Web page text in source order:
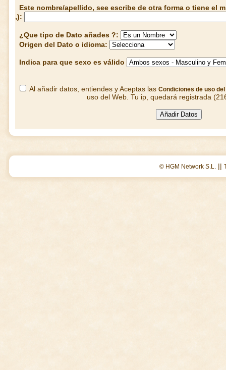
Este nombre/apellido, see escribe de otra forma o tiene el
,):
¿Que tipo de Dato añades ?:
Origen del Dato o idioma:
Indica para que sexo es válido
Al añadir datos, entiendes y Aceptas las Condiciones de uso del
uso del Web. Tu ip, quedará registrada
© HGM Network S.L. ||